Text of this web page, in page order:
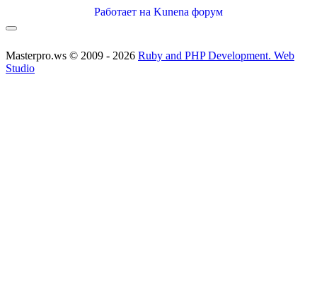
Работает на Kunena форум
Masterpro.ws © 2009 - 2026 Ruby and PHP Development. Web
Studio